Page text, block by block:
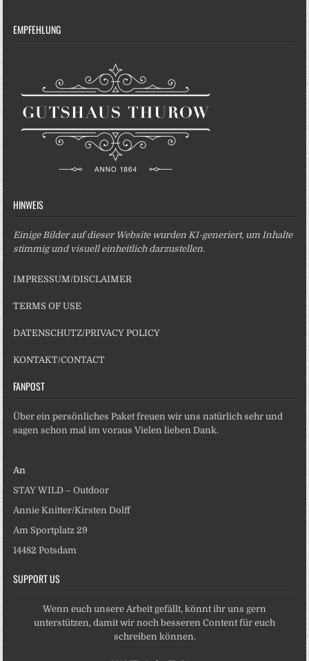
EMPFEHLUNG
HINWEIS
Einige Bilder auf dieser Website wurden KI-generiert, um Inhalte
stimmig und visuell einheitlich darzustellen.
IMPRESSUM/DISCLAIMER
TERMS OF USE
DATENSCHUTZ/PRIVACY POLICY
KONTAKT/CONTACT
FANPOST
Über ein persönliches Paket freuen wir uns natürlich sehr und
sagen schon mal im voraus Vielen lieben Dank.
An
STAY WILD – Outdoor
Annie Knitter/Kirsten Dolff
Am Sportplatz 29
14482 Potsdam
SUPPORT US
Wenn euch unsere Arbeit gefällt, könnt ihr uns gern
unterstützen, damit wir noch besseren Content für euch
schreiben können.